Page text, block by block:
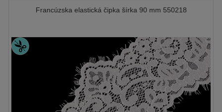
Francúzska elastická čipka šírka 90 mm 550218